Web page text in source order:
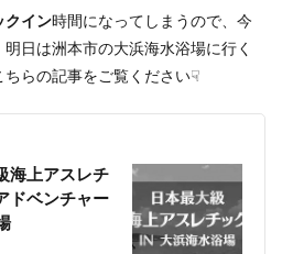
クイン時間になってしまうので、今
日は洲本市の大浜海水浴場に行く
らの記事をご覧ください☟
海上アスレチ
ドベンチャー